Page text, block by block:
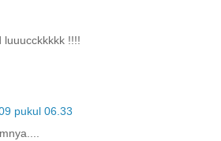
luuucckkkkk !!!!
pukul 06.33